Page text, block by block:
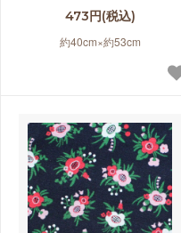
473円(税込)
約40cm×約53cm